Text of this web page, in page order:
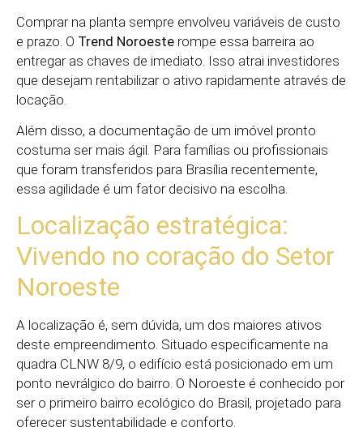
Comprar na planta sempre envolveu variáveis de custo
e prazo. O Trend Noroeste rompe essa barreira ao
entregar as chaves de imediato. Isso atrai investidores
que desejam rentabilizar o ativo rapidamente através de
locação.
Além disso, a documentação de um imóvel pronto
costuma ser mais ágil. Para famílias ou profissionais
que foram transferidos para Brasília recentemente,
essa agilidade é um fator decisivo na escolha.
Localização estratégica:
Vivendo no coração do Setor
Noroeste
A localização é, sem dúvida, um dos maiores ativos
deste empreendimento. Situado especificamente na
quadra CLNW 8/9, o edifício está posicionado em um
ponto nevrálgico do bairro. O Noroeste é conhecido por
ser o primeiro bairro ecológico do Brasil, projetado para
oferecer sustentabilidade e conforto.